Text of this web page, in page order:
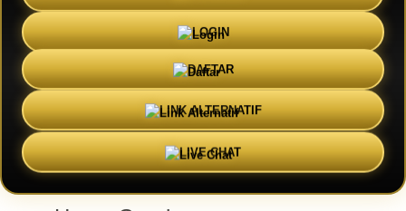
Magnets
Phone Cases
Pins
Totes
Back To Menu
LOGIN
DAFTAR
LINK ALTERNATIF
LIVE CHAT